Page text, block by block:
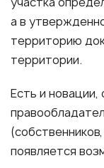
а в
территорию
территории.
Есть и новации,
появляется